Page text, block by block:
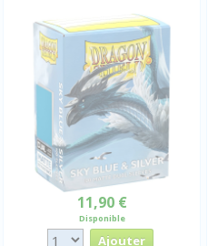
11,90 €
Disponible